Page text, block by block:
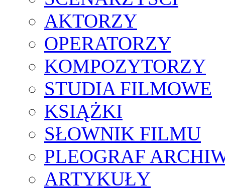
AKTORZY
OPERATORZY
KOMPOZYTORZY
STUDIA FILMOWE
KSIĄŻKI
SŁOWNIK FILMU
PLEOGRAF
ARTYKUŁY